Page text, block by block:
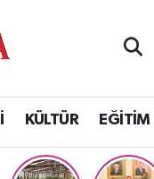
KÜLTÜR EĞİTİM